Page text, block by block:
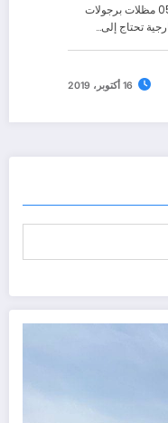
تركيب مظلات برجولات باحتراف 0503142292 مظلات برجولات
تحتاج إلى…
16 أكتوبر، 2019